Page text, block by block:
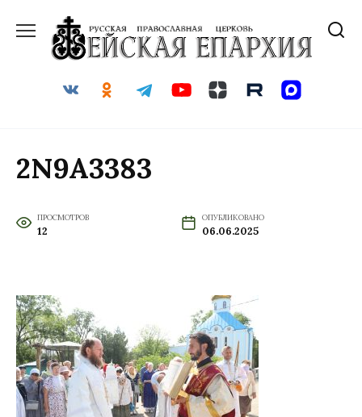
содержанию
2N9A3383
ПРОСМОТРОВ
12
ОПУБЛИКОВАНО
06.06.2025